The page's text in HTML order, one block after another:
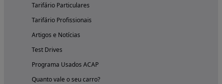
Tarifário Particulares
Tarifário Profissionais
Artigos e Notícias
Test Drives
Programa Usados ACAP
Quanto vale o seu carro?